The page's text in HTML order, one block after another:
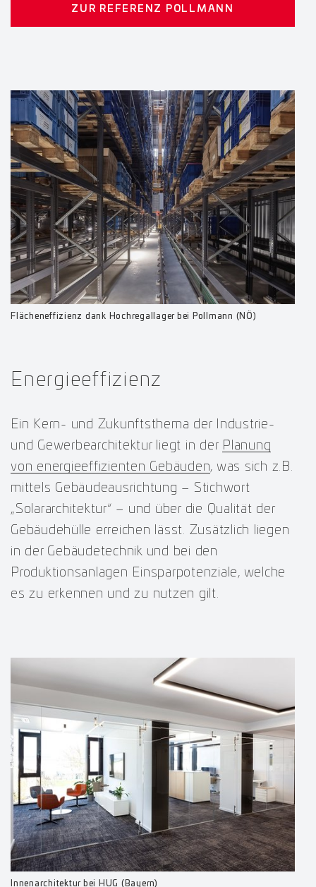
ZUR REFERENZ POLLMANN
Flächeneffizienz dank Hochregallager bei Pollmann (NÖ)
Energieeffizienz
Ein Kern- und Zukunftsthema der Industrie-
und Gewerbearchitektur liegt in der Planung
von energieeffizienten Gebäuden, was sich z.B.
mittels Gebäudeausrichtung – Stichwort
„Solararchitektur“ – und über die Qualität der
Gebäudehülle erreichen lässt. Zusätzlich liegen
in der Gebäudetechnik und bei den
Produktionsanlagen Einsparpotenziale, welche
es zu erkennen und zu nutzen gilt.
Innenarchitektur bei HUG (Bayern)